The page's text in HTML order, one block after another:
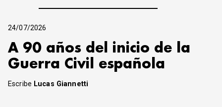
24/07/2026
A 90 años del inicio de la
Guerra Civil española
Escribe Lucas Giannetti